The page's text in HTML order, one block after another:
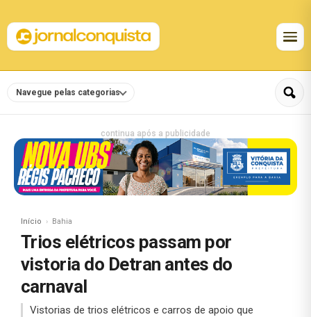
Navegue pelas categorias
continua após a publicidade
Início Bahia
Trios elétricos passam por
vistoria do Detran antes do
carnaval
Vistorias de trios elétricos e carros de apoio que